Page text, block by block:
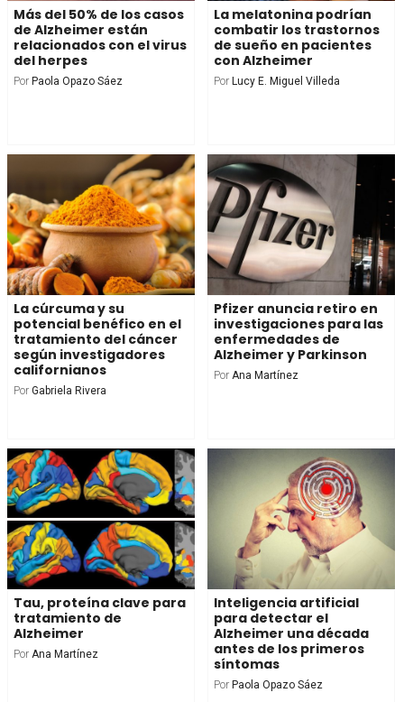
Más del 50% de los casos
de Alzheimer están
relacionados con el virus
del herpes
Por Paola Opazo Sáez
La melatonina podrían
combatir los trastornos
de sueño en pacientes
con Alzheimer
Por Lucy E. Miguel Villeda
La cúrcuma y su
potencial benéfico en el
tratamiento del cáncer
según investigadores
californianos
Por Gabriela Rivera
Pfizer anuncia retiro en
investigaciones para las
enfermedades de
Alzheimer y Parkinson
Por Ana Martínez
Tau, proteína clave para
tratamiento de
Alzheimer
Por Ana Martínez
Inteligencia artificial
para detectar el
Alzheimer una década
antes de los primeros
síntomas
Por Paola Opazo Sáez